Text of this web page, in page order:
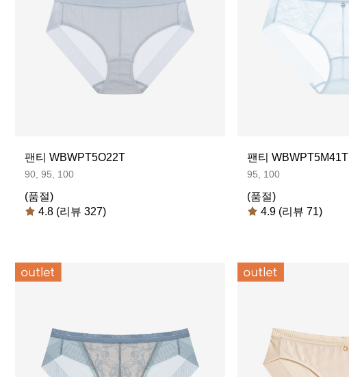
팬티 WBWPT5O22T
90, 95, 100
(품절)
4.8 (리뷰 327)
팬티 WBWPT5M41T
95, 100
(품절)
4.9 (리뷰 71)